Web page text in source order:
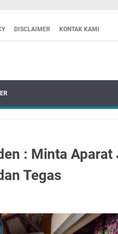
DISCLAIMER KONTAK KAMI
: Minta Aparat
Tegas